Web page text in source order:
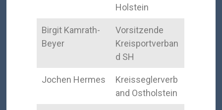
Holstein
Birgit Kamrath-
Beyer
Vorsitzende
Kreisportverban
d SH
Jochen Hermes
Kreisseglerverb
and Ostholstein